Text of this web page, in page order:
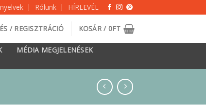
Rólunk HÍRLEVÉL
/ REGISZTRÁCIÓ KOSÁR / 0FT
MÉDIA MEGJELENÉSEK